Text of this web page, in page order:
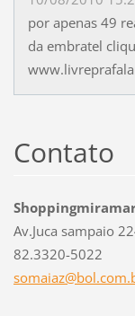
por apenas 49
da embratel
Contato
Av.Juca sampaio
82.3320-5022
somaiaz@bol.com.